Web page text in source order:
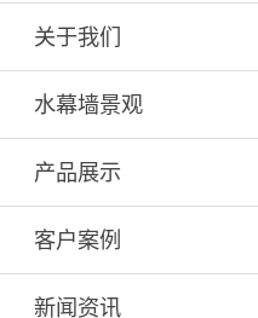
关于我们
水幕墙景观
产品展示
客户案例
新闻资讯